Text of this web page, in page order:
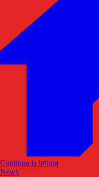
Continua la lettura
News